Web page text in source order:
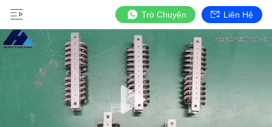
Trò Chuyện Liên Hệ